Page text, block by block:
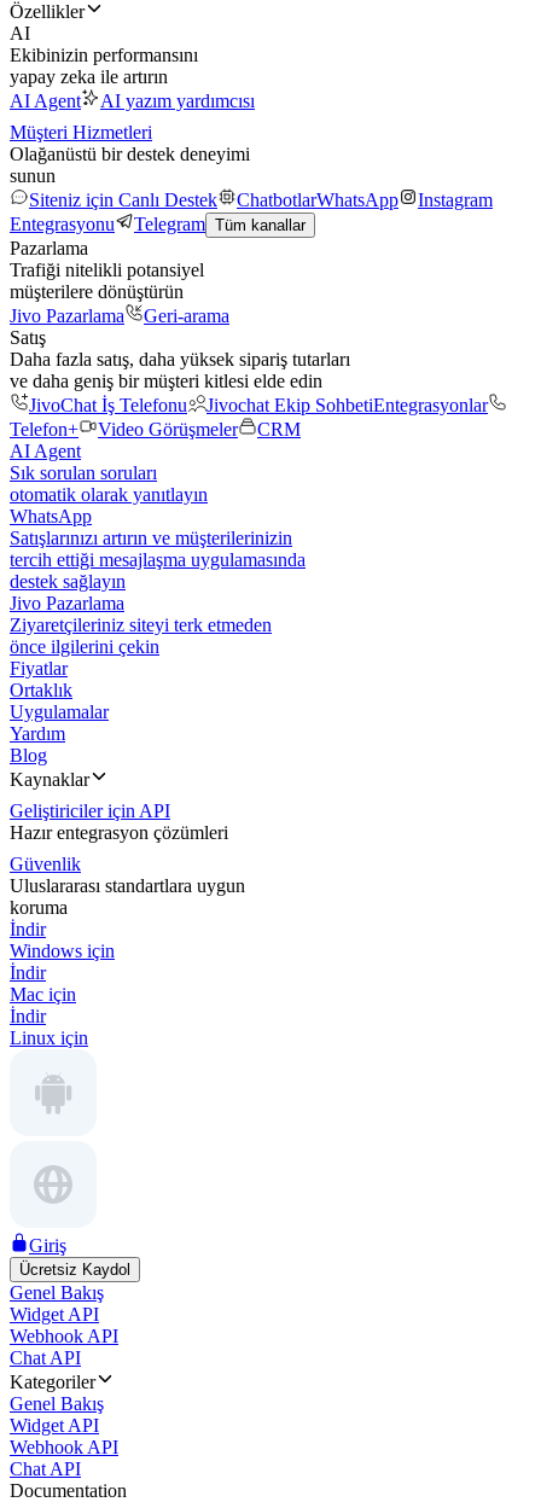
Özellikler
AI
Ekibinizin performansını
yapay zeka ile artırın
AI Agent
AI yazım yardımcısı
Müşteri Hizmetleri
Olağanüstü bir destek deneyimi
sunun
Siteniz için Canlı Destek
ChatbotlarWhatsApp
Instagram
Entegrasyonu
Telegram Tüm kanallar
Pazarlama
Trafiği nitelikli potansiyel
müşterilere dönüştürün
Jivo Pazarlama
Geri-arama
Satış
Daha fazla satış, daha yüksek sipariş tutarları
ve daha geniş bir müşteri kitlesi elde edin
JivoChat İş Telefonu
Jivochat Ekip SohbetiEntegrasyonlar
Telefon+
Video Görüşmeler
CRM
AI Agent
Sık sorulan soruları
otomatik olarak yanıtlayın
WhatsApp
Satışlarınızı artırın ve müşterilerinizin
tercih ettiği mesajlaşma uygulamasında
destek sağlayın
Jivo Pazarlama
Ziyaretçileriniz siteyi terk etmeden
önce ilgilerini çekin
Fiyatlar
Ortaklık
Uygulamalar
Yardım
Blog
Kaynaklar
Geliştiriciler için API
Hazır entegrasyon çözümleri
Güvenlik
Uluslararası standartlara uygun
koruma
İndir
Windows için
İndir
Mac için
İndir
Linux için
Giriş
Ücretsiz Kaydol
Genel Bakış
Widget API
Webhook API
Chat API
Kategoriler
Genel Bakış
Widget API
Webhook API
Chat API
Documentation